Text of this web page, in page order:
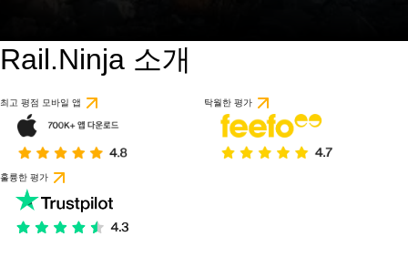
Rail.Ninja 소개
최고 평점 모바일 앱 탁월한 평가
훌륭한 평가